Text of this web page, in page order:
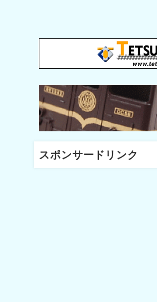
スポンサードリンク